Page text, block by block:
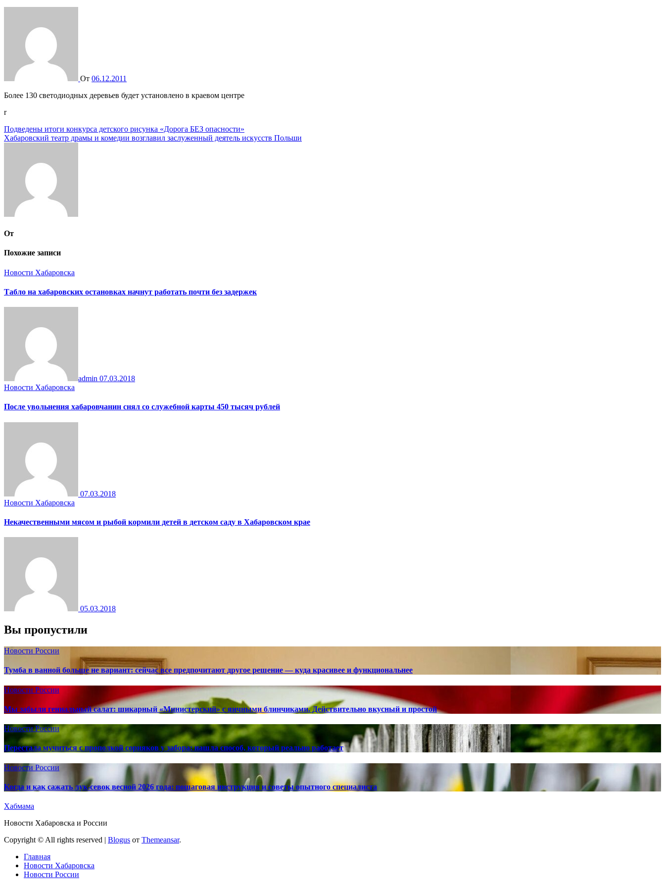
От 06.12.2011
Более 130 светодиодных деревьев будет установлено в краевом центре
r
Навигация
по
Подведены итоги конкурса детского рисунка «Дорога БЕЗ опасности»
Хабаровский театр драмы и комедии возглавил заслуженный деятель искусств Польши
От
Похожие записи
Новости Хабаровска
Табло на хабаровских остановках начнут работать почти без задержек
admin 07.03.2018
Новости Хабаровска
После увольнения хабаровчанин снял со служебной карты 450 тысяч рублей
07.03.2018
Новости Хабаровска
Некачественными мясом и рыбой кормили детей в детском саду в Хабаровском крае
05.03.2018
Вы пропустили
Новости России
Тумба в ванной больше не вариант: сейчас все предпочитают другое решение — куда красивее и функциональнее
Новости России
Мы забыли гениальный салат: шикарный «Министерский» с яичными блинчиками. Действительно вкусный и простой
Новости России
Перестала мучиться с прополкой сорняков у забора: нашла способ, который реально работает
Новости России
Когда и как сажать лук-севок весной 2026 года: пошаговая инструкция и советы опытного специалиста
Хабмама
Новости Хабаровска и России
Copyright © All rights reserved | Blogus от Themeansar.
Главная
Новости Хабаровска
Новости России